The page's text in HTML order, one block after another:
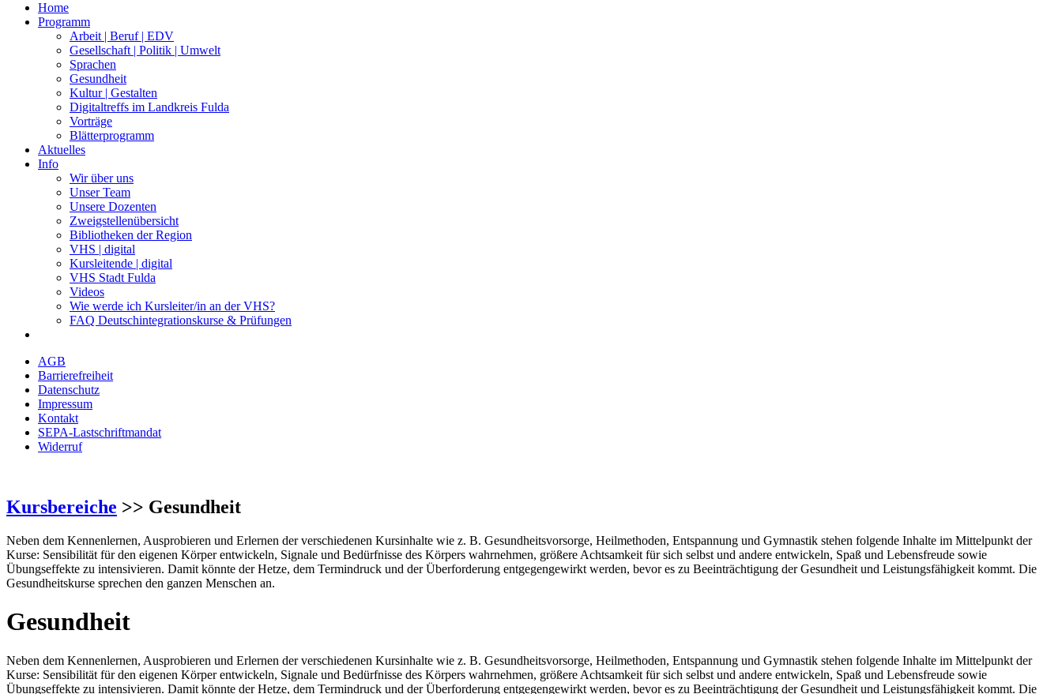
Home
Programm
Arbeit | Beruf | EDV
Gesellschaft | Politik | Umwelt
Sprachen
Gesundheit
Kultur | Gestalten
Digitaltreffs im Landkreis Fulda
Vorträge
Blätterprogramm
Aktuelles
Info
Wir über uns
Unser Team
Unsere Dozenten
Zweigstellenübersicht
Bibliotheken der Region
VHS | digital
Kursleitende | digital
VHS Stadt Fulda
Videos
Wie werde ich Kursleiter/in an der VHS?
FAQ Deutschintegrationskurse & Prüfungen
AGB
Barrierefreiheit
Datenschutz
Impressum
Kontakt
SEPA-Lastschriftmandat
Widerruf
Kursbereiche >> Gesundheit
Neben dem Kennenlernen, Ausprobieren und Erlernen der verschiedenen Kursinhalte wie z. B. Gesundheitsvorsorge, Heilmethoden, Entspannung und Gymnastik stehen folgende Inhalte im Mittelpunkt der
Kurse: Sensibilität für den eigenen Körper entwickeln, Signale und Bedürfnisse des Körpers wahrnehmen, größere Achtsamkeit für sich selbst und andere entwickeln, Spaß und Lebensfreude sowie
Übungseffekte zu intensivieren. Damit könnte der Hetze, dem Termindruck und der Überforderung entgegengewirkt werden, bevor es zu Beeinträchtigung der Gesundheit und Leistungsfähigkeit kommt. Die
Gesundheitskurse sprechen den ganzen Menschen an.
Gesundheit
Neben dem Kennenlernen, Ausprobieren und Erlernen der verschiedenen Kursinhalte wie z. B. Gesundheitsvorsorge, Heilmethoden, Entspannung und Gymnastik stehen folgende Inhalte im Mittelpunkt der
Kurse: Sensibilität für den eigenen Körper entwickeln, Signale und Bedürfnisse des Körpers wahrnehmen, größere Achtsamkeit für sich selbst und andere entwickeln, Spaß und Lebensfreude sowie
Übungseffekte zu intensivieren. Damit könnte der Hetze, dem Termindruck und der Überforderung entgegengewirkt werden, bevor es zu Beeinträchtigung der Gesundheit und Leistungsfähigkeit kommt. Die